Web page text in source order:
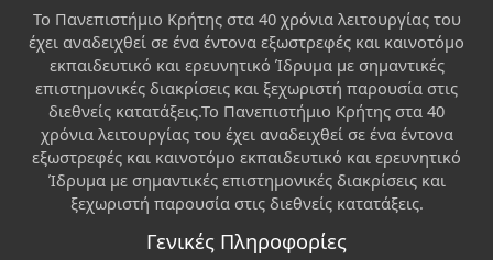
Το Πανεπιστήμιο Κρήτης στα 40 χρόνια λειτουργίας του
έχει αναδειχθεί σε ένα έντονα εξωστρεφές και καινοτόμο
εκπαιδευτικό και ερευνητικό Ίδρυμα με σημαντικές
επιστημονικές διακρίσεις και ξεχωριστή παρουσία στις
διεθνείς κατατάξεις.Το Πανεπιστήμιο Κρήτης στα 40
χρόνια λειτουργίας του έχει αναδειχθεί σε ένα έντονα
εξωστρεφές και καινοτόμο εκπαιδευτικό και ερευνητικό
Ίδρυμα με σημαντικές επιστημονικές διακρίσεις και
ξεχωριστή παρουσία στις διεθνείς κατατάξεις.
Γενικές Πληροφορίες